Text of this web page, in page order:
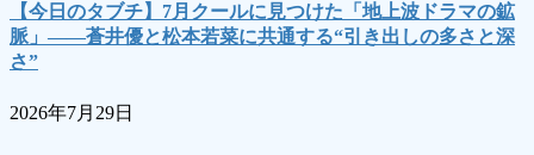
【今日のタブチ】7月クールに見つけた「地上波ドラマの鉱
脈」――蒼井優と松本若菜に共通する“引き出しの多さと深
さ”
2026年7月29日